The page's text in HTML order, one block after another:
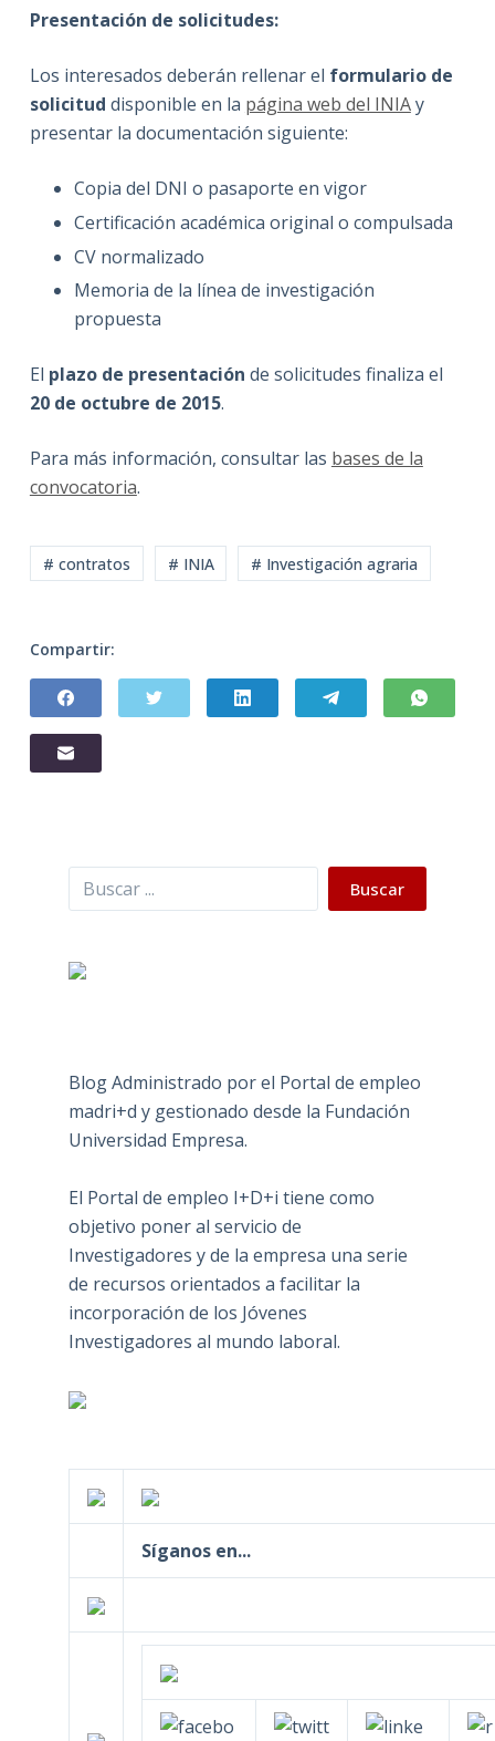
Presentación de solicitudes:
Los interesados deberán rellenar el formulario de
solicitud disponible en la página web del INIAy
presentar la documentación siguiente:
Copia del DNI o pasaporte en vigor
Certificación académica original o compulsada
CV normalizado
Memoria de la línea de investigación
propuesta
El plazo de presentación de solicitudes finaliza el
20 de octubre de 2015.
Para más información, consultar las bases de la
convocatoria.
# contratos # INIA # Investigación agraria
Compartir:
Buscar Buscar
Blog Administrado por el Portal de empleo
madri+d y gestionado desde la Fundación
Universidad Empresa.
El Portal de empleo I+D+i tiene como
objetivo poner al servicio de
Investigadores y de la empresa una serie
de recursos orientados a facilitar la
incorporación de los Jóvenes
Investigadores al mundo laboral.
Síganos en...